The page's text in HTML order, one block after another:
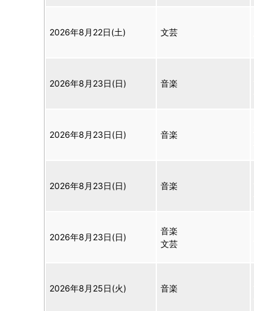
2026年8月22日(土) 文芸
2026年8月23日(日) 音楽
2026年8月23日(日) 音楽
2026年8月23日(日) 音楽
2026年8月23日(日)
音楽
文芸
2026年8月25日(火) 音楽